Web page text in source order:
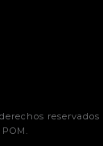
reservados
POM .